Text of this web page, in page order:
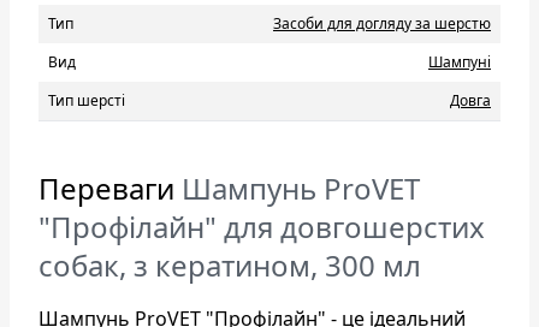
Тип
Засоби для догляду за шерстю
Вид
Шампуні
Тип шерсті
Довга
Переваги Шампунь ProVET
"Профілайн" для довгошерстих
собак, з кератином, 300 мл
Шампунь ProVET "Профілайн" - це ідеальний